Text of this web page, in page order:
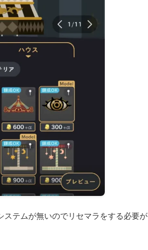
ステムが無いのでリセマラをする必要が